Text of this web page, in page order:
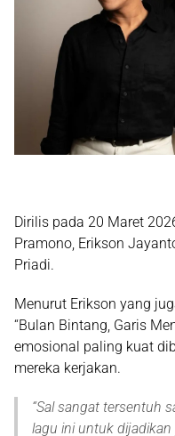
Dirilis pada 20 Maret
Pramono, Erikson
Priadi.
Menurut Erikson yang
“Bulan Bintang, Garis
emosional paling kuat
mereka kerjakan.
“Sal sangat tersentuh
lagu ini untuk